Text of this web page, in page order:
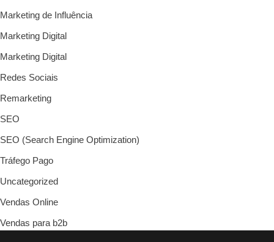
Marketing de Influência
Marketing Digital
Marketing Digital
Redes Sociais
Remarketing
SEO
SEO (Search Engine Optimization)
Tráfego Pago
Uncategorized
Vendas Online
Vendas para b2b